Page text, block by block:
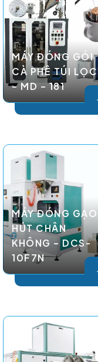
MÁY ĐÓNG GÓI
CÀ PHÊ TÚI LỌC
– MD – 181
MÁY ĐÓNG GẠO
HÚT CHÂN
KHÔNG – DCS-
10F7N